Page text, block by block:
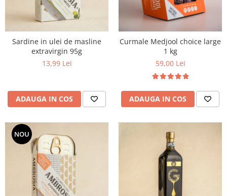
CREME ȘI PASTE TARTINABILE
CONDIMENTE
CEAIURI GRECEȘTI
CIOCOLATĂ ȘI CACAO
HEALTHY SNACKS
LACTATE
BACANIE
PRODUSE ECO / ORGANICE
PRODUSE ROMÂNEȘTI
COSMETICE
REMEDII NATURISTE
TOATE PRODUSELE
Sardine in ulei de masline
extravirgin 95g
13,99 Lei
ADAUGA IN COS
Curmale Medjool choice large
1 kg
59,00 Lei
ADAUGA IN COS
NOU